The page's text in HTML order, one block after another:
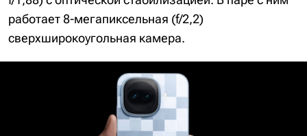
работает 8-мегапиксельная (f/2,2)
сверхширокоугольная камера.